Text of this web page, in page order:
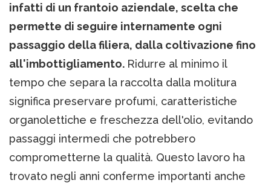
infatti di un frantoio aziendale, scelta che
permette di seguire internamente ogni
passaggio della filiera, dalla coltivazione fino
all'imbottigliamento. Ridurre al minimo il
tempo che separa la raccolta dalla molitura
significa preservare profumi, caratteristiche
organolettiche e freschezza dell'olio, evitando
passaggi intermedi che potrebbero
comprometterne la qualità. Questo lavoro ha
trovato negli anni conferme importanti anche